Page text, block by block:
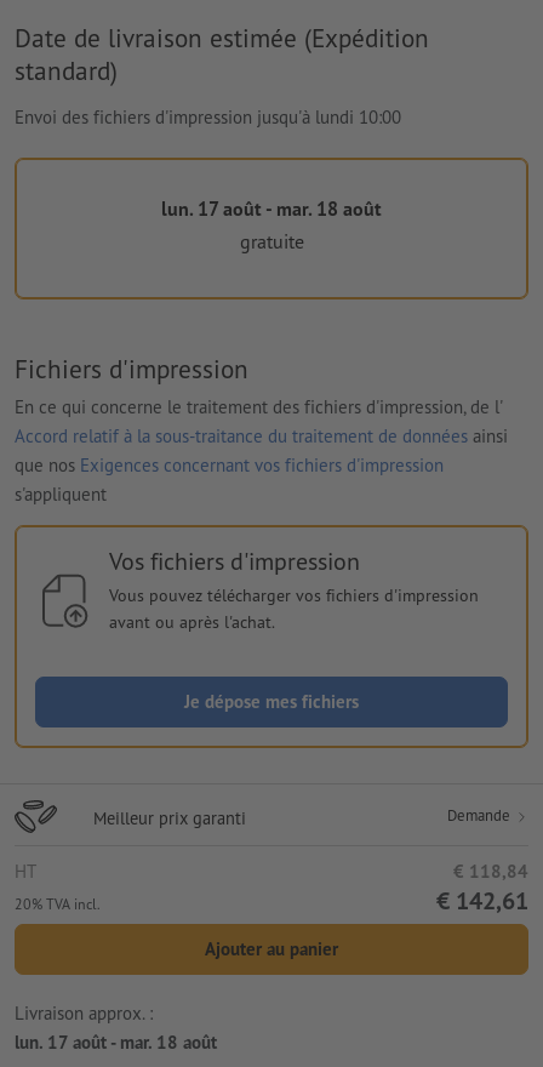
Date de livraison estimée (Expédition
standard)
Envoi des fichiers d'impression jusqu'à lundi 10:00
lun. 17 août - mar. 18 août
gratuite
Fichiers d'impression
En ce qui concerne le traitement des fichiers d'impression, de l'
Accord relatif à la sous-traitance du traitement de données ainsi
que nos Exigences concernant vos fichiers d'impression
s'appliquent
Vos fichiers d'impression
Vous pouvez télécharger vos fichiers d'impression
avant ou après l'achat.
Je dépose mes fichiers
Meilleur prix garanti Demande
HT € 118,84
20% TVA incl. € 142,61
Ajouter au panier
Livraison approx. :
lun. 17 août - mar. 18 août